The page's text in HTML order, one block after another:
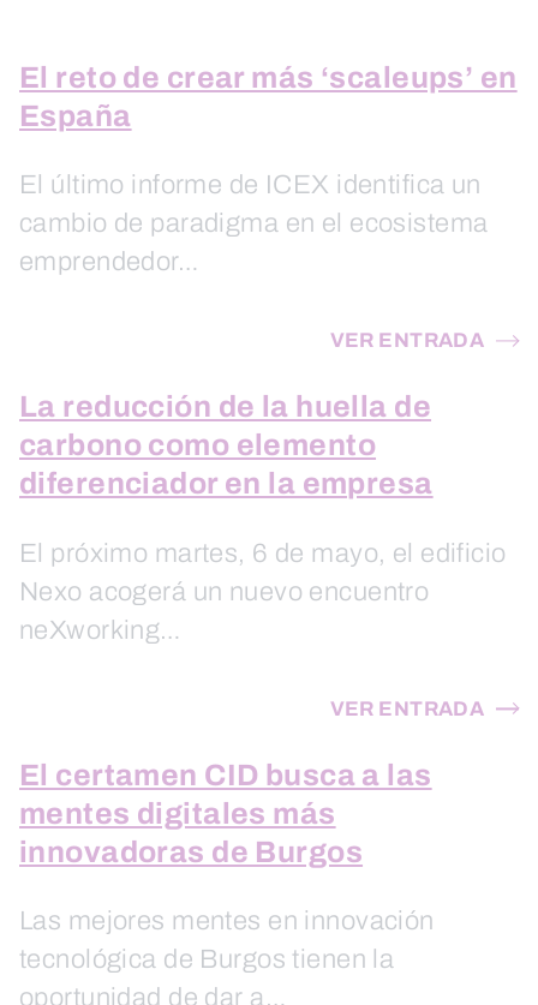
El reto de crear más ‘scaleups’ en
España
El último informe de ICEX identifica un
cambio de paradigma en el ecosistema
emprendedor…
VER ENTRADA
La reducción de la huella de
carbono como elemento
diferenciador en la empresa
El próximo martes, 6 de mayo, el edificio
Nexo acogerá un nuevo encuentro
neXworking…
VER ENTRADA
El certamen CID busca a las
mentes digitales más
innovadoras de Burgos
Las mejores mentes en innovación
tecnológica de Burgos tienen la
oportunidad de dar a…